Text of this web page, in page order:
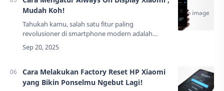
Mudah Koh!
Tahukah kamu, salah satu fitur paling
revolusioner di smartphone modern adalah
Always On Display (AOD), dan bagi pengguna
Xiaomi, memahami Cara mengatur always on
Cara Melakukan Factory Reset HP Xiaomi
yang Bikin Ponselmu Ngebut Lagi!